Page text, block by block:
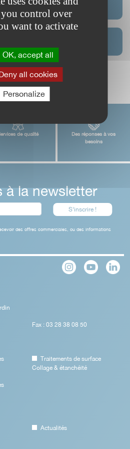
de qualité
Des réponses à vos
besoins
à la newsletter
des offres commerciales, ou des informations
Fax : 03 28 38 08 50
Traitements de surface
Collage & étanchéité
Actualités
control over
want to activate
OK, accept all
all cookies
Personalize